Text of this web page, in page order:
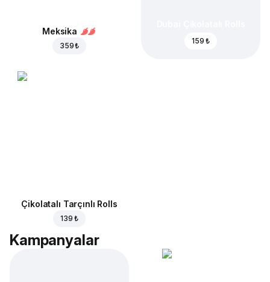
Meksika
359 ₺
159 ₺
Çikolatalı Tarçınlı Rolls
139 ₺
Kampanyalar